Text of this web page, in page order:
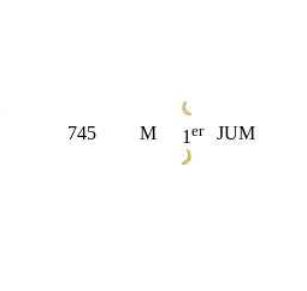
745 M 1 er JUM